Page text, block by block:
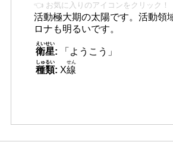
👈 お気に入りのアイコンをクリック！
活動極大期の太陽です。活動領
ロナも明るいです。
衛星
えいせい
:
「ようこう」
種類
しゅるい
: X線
せん